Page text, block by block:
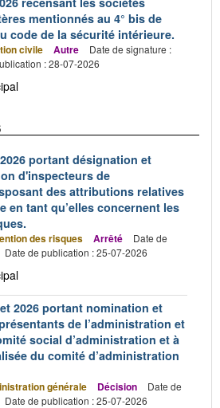
mentionnés au 4° bis de
code de la sécurité intérieure.
civile Autre
Date de signature :
: 28-07-2026
portant désignation et
d'inspecteurs de
des attributions relatives
en tant qu’elles concernent les
des risques Arrêté
Date de
Date de publication : 25-07-2026
2026 portant nomination et
de l’administration et
social d’administration et à
du comité d’administration
générale Décision
Date de
Date de publication : 25-07-2026